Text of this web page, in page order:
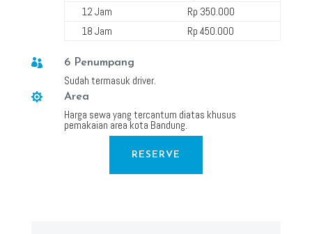
12 Jam
Rp 350.000
18 Jam
Rp 450.000
 6 Penumpang
Sudah termasuk driver.
 Area
Harga sewa yang tercantum diatas khusus
pemakaian area kota Bandung.
RESERVE